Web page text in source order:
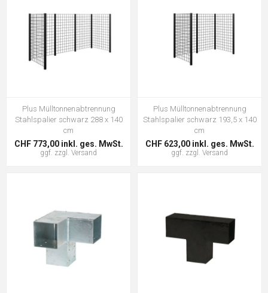
Plus Mülltonnenabtrennung
Stahlspalier schwarz 288 x 140
cm
CHF 773,00 inkl. ges. MwSt.
ggf. zzgl. Versand
Plus Mülltonnenabtrennung
Stahlspalier schwarz 193,5 x 140
cm
CHF 623,00 inkl. ges. MwSt.
ggf. zzgl. Versand